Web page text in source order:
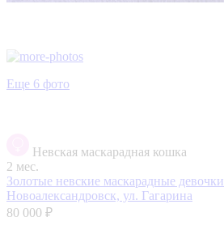
Еще 6 фото
Невская маскарадная кошка
2 мес.
Золотые невские маскарадные девочки
Новоалександровск, ул. Гагарина
80 000 ₽